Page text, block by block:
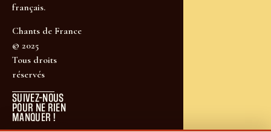
français.
Chants de France
© 2025
Tous droits
réservés
SUIVEZ-NOUS
POUR NE RIEN
MANQUER !